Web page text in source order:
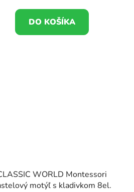
DO KOŠÍKA
WORLD Montessori
motýľ s kladivkom 8el.